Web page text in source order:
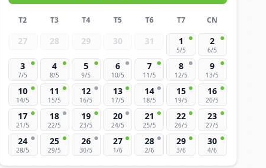
T2 T3 T4 T5 T6 T7 CN
27 28 29 30 31 1
5/5
2
6/5
3
7/5
4
8/5
5
9/5
6
10/5
7
11/5
8
12/5
9
13/5
10
14/5
11
15/5
12
16/5
13
17/5
14
18/5
15
19/5
16
20/5
17
21/5
18
22/5
19
23/5
20
24/5
21
25/5
22
26/5
23
27/5
24
28/5
25
29/5
26
30/5
27
1/6
28
2/6
29
3/6
30
4/6